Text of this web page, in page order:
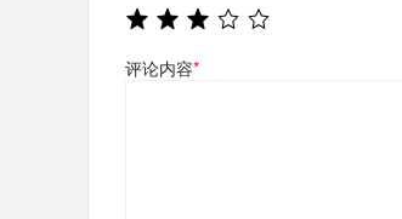
评论内容*